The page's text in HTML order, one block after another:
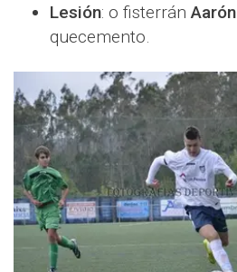
Lesión: o fisterránAarón
quecemento.